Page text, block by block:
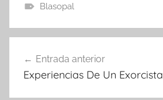
Blasopal
de
Entrada anterior
Experiencias De Un Exorcista